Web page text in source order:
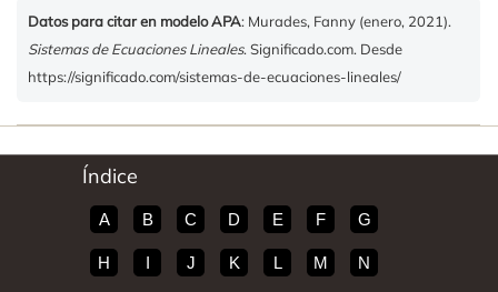
Datos para citar en modelo APA: Murades, Fanny (enero, 2021).
Sistemas de Ecuaciones Lineales. Significado.com. Desde
https://significado.com/sistemas-de-ecuaciones-lineales/
Índice
A B C D E F G
H I J K L M N